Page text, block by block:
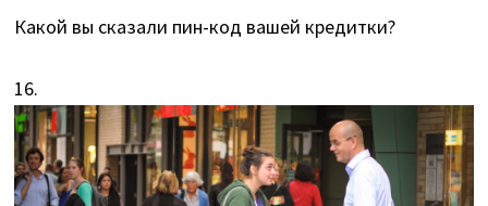
Какой вы сказали пин-код вашей кредитки?
16.